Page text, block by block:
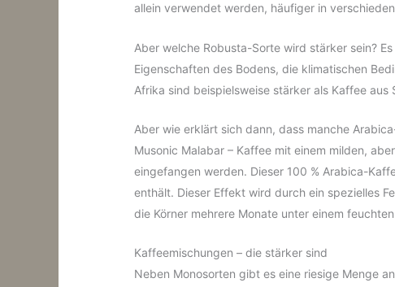
allein verwendet werden, häufiger in
Aber welche Robusta-Sorte wird stärker sein?
Eigenschaften des Bodens, die klimatischen
Afrika sind beispielsweise stärker als Kaffee aus
Aber wie erklärt sich dann, dass manche
Musonic Malabar – Kaffee mit einem milden,
eingefangen werden. Dieser 100 % Arabica-
enthält. Dieser Effekt wird durch ein spezielles
die Körner mehrere Monate unter einem
Kaffeemischungen – die stärker sind
Neben Monosorten gibt es eine riesige Menge